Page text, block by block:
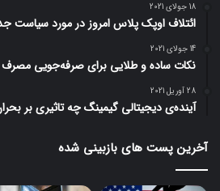
18 جولای 2021
ائتلاف اوپک پلاس امروز در مورد سیاست
14 جولای 2021
نکات ساده و طلایی برای صرفه‌جویی مصرف
28 آوریل 2021
آینده‌ی دیجیتالی گیمینگ چه تاثیری بر
آخرین پست های بازبینی شده